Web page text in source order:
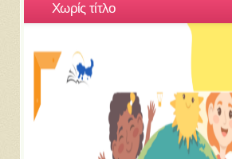
Χωρίς τίτλο